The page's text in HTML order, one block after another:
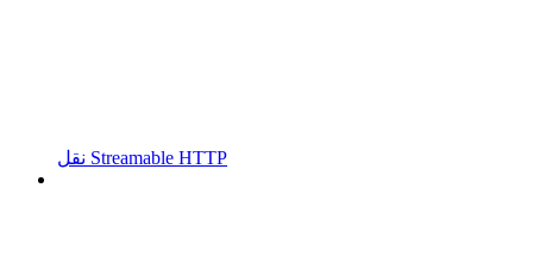
نقل Streamable HTTP